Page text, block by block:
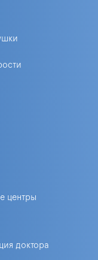
центры
доктора